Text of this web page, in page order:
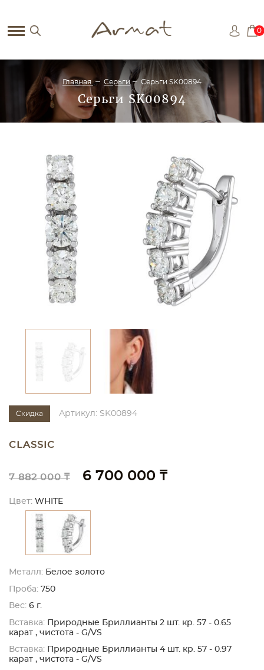
0
Главная Серьги Серьги SK00894
Серьги SK00894
Скидка Артикул: SK00894
CLASSIC
7 882 000 ₸ 6 700 000 ₸
Цвет: WHITE
Металл: Белое золото
Проба: 750
Вес: 6 г.
Вставка: Природные Бриллианты 2 шт. кр. 57 - 0.65
карат , чистота - G/VS
Вставка: Природные Бриллианты 4 шт. кр. 57 - 0.97
карат , чистота - G/VS